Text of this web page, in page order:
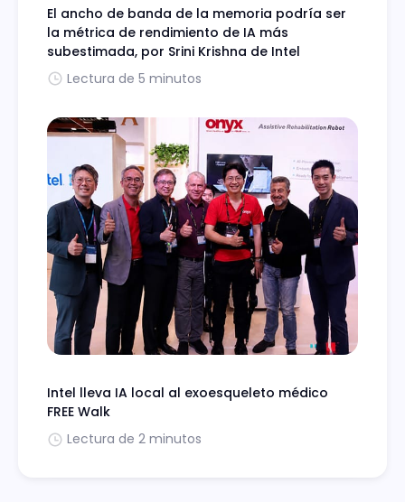
El ancho de banda de la memoria podría ser
la métrica de rendimiento de IA más
subestimada, por Srini Krishna de Intel
Lectura de 5 minutos
Intel lleva IA local al exoesqueleto médico
FREE Walk
Lectura de 2 minutos